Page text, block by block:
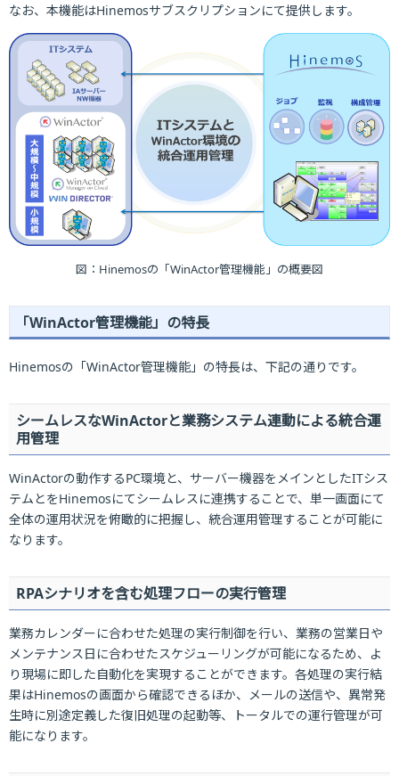
なお、本機能はHinemosサブスクリプションにて提供します。
図：Hinemosの「WinActor管理機能」の概要図
「WinActor管理機能」の特長
Hinemosの「WinActor管理機能」の特長は、下記の通りです。
シームレスなWinActorと業務システム連動による統合運
用管理
WinActorの動作するPC環境と、サーバー機器をメインとしたITシス
テムとをHinemosにてシームレスに連携することで、単一画面にて
全体の運用状況を俯瞰的に把握し、統合運用管理することが可能に
なります。
RPAシナリオを含む処理フローの実行管理
業務カレンダーに合わせた処理の実行制御を行い、業務の営業日や
メンテナンス日に合わせたスケジューリングが可能になるため、よ
り現場に即した自動化を実現することができます。各処理の実行結
果はHinemosの画面から確認できるほか、メールの送信や、異常発
生時に別途定義した復旧処理の起動等、トータルでの運行管理が可
能になります。